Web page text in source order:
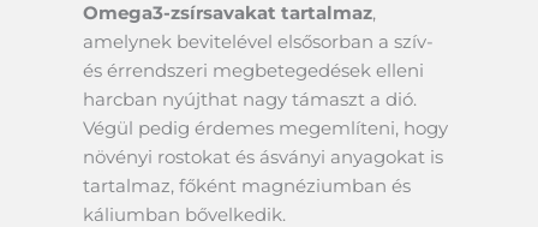
Omega3-zsírsavakat tartalmaz,
amelynek bevitelével elsősorban a szív-
és érrendszeri megbetegedések elleni
harcban nyújthat nagy támaszt a dió.
Végül pedig érdemes megemlíteni, hogy
növényi rostokat és ásványi anyagokat is
tartalmaz, főként magnéziumban és
káliumban bővelkedik.